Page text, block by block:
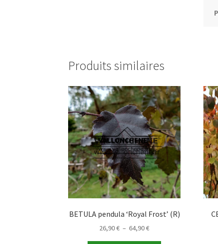
Produits similaires
BETULA pendula ‘Royal Frost’ (R)
26,90€ – 64,90€Plage